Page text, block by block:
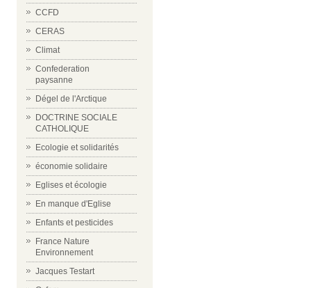
CCFD
CERAS
Climat
Confederation
paysanne
Dégel de l'Arctique
DOCTRINE SOCIALE
CATHOLIQUE
Ecologie et solidarités
économie solidaire
Eglises et écologie
En manque d'Eglise
Enfants et pesticides
France Nature
Environnement
Jacques Testart